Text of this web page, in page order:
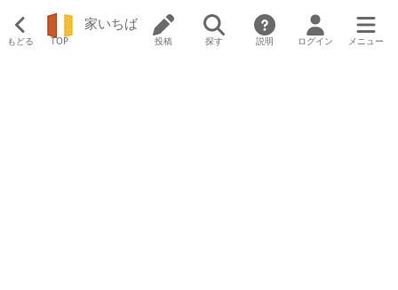
もどる TOP
家いちば
投稿 探す 説明 ログイン メニュー